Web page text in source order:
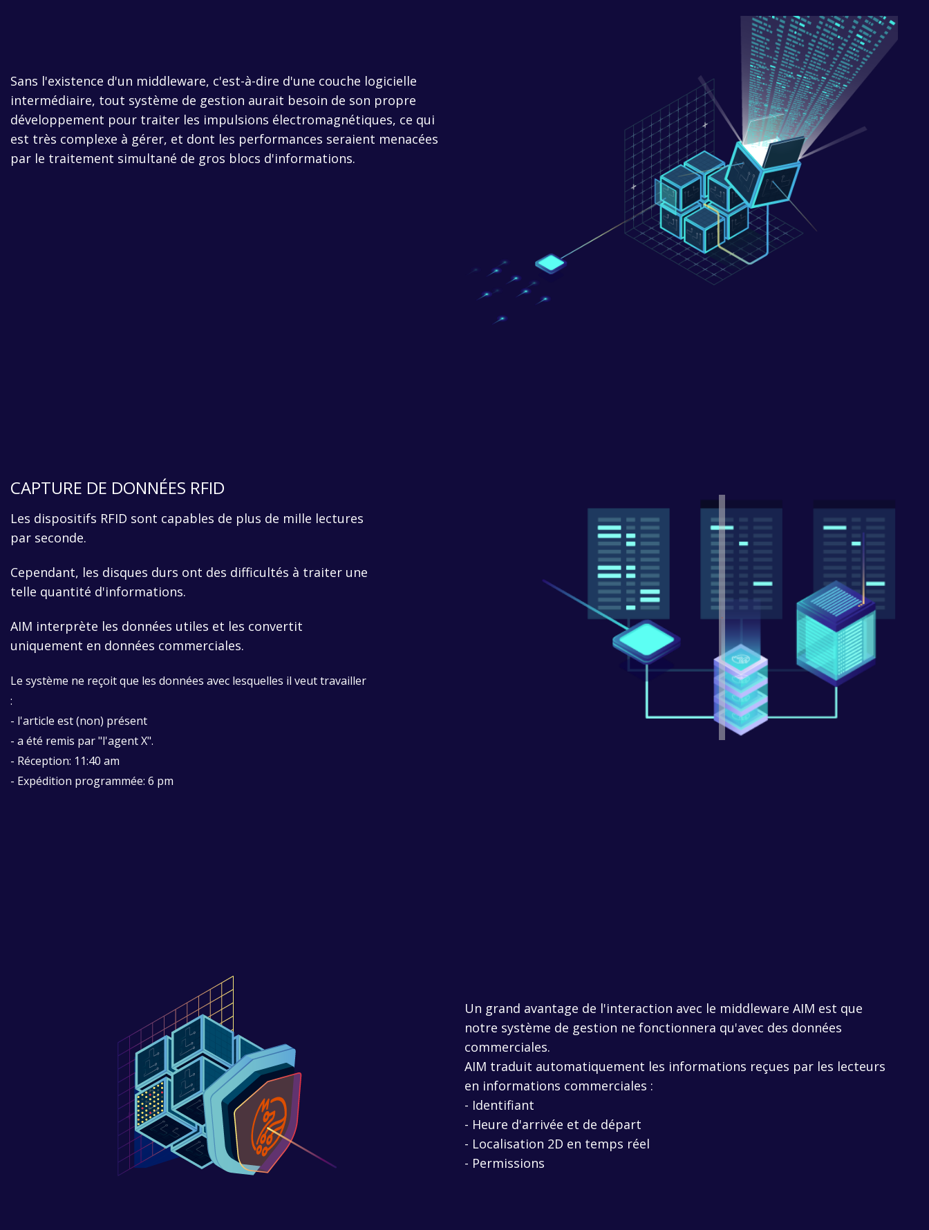
Sans l'existence d'un middleware, c'est-à-dire d'une couche logicielle
intermédiaire, tout système de gestion aurait besoin de son propre
développement pour traiter les impulsions électromagnétiques, ce qui
est très complexe à gérer, et dont les performances seraient menacées
par le traitement simultané de gros blocs d'informations.
CAPTURE DE DONNÉES RFID
Les dispositifs RFID sont capables de plus de mille lectures
par seconde.
Cependant, les disques durs ont des difficultés à traiter une
telle quantité d'informations.
AIM interprète les données utiles et les convertit
uniquement en données commerciales.
Le système ne reçoit que les données avec lesquelles il veut travailler
:
- l'article est (non) présent
- a été remis par "l'agent X".
- Réception: 11:40 am
- Expédition programmée: 6 pm
Un grand avantage de l'interaction avec le middleware AIM est que
notre système de gestion ne fonctionnera qu'avec des données
commerciales.
AIM traduit automatiquement les informations reçues par les lecteurs
en informations commerciales :
- Identifiant
- Heure d'arrivée et de départ
- Localisation 2D en temps réel
- Permissions